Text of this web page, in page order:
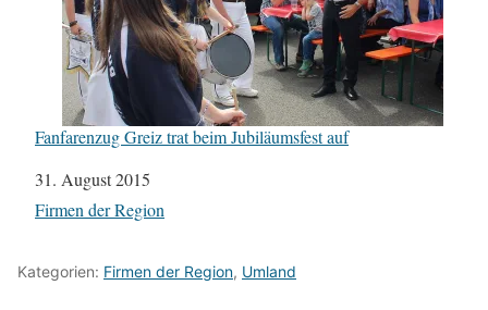
Fanfarenzug Greiz trat beim Jubiläumsfest auf
Datum
31. August 2015
In Bezug auf
Firmen der Region
Kategorien: Firmen der Region, Umland